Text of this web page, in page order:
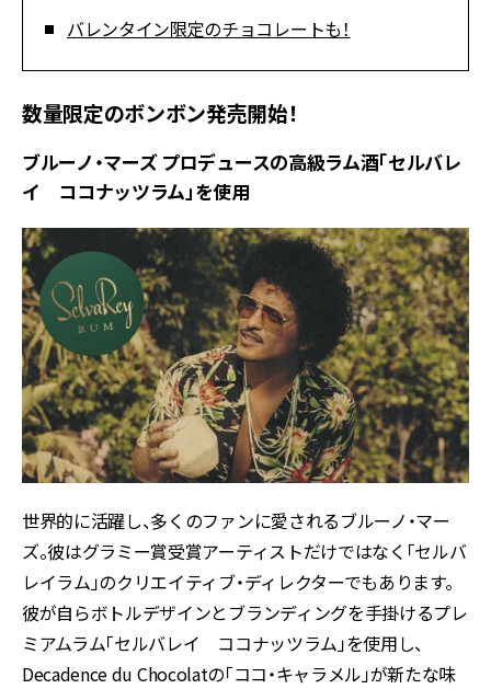
バレンタイン限定のチョコレートも！
数量限定のボンボン発売開始！
ブルーノ・マーズ プロデュースの高級ラム酒「セルバレ
イ ココナッツラム」を使用
世界的に活躍し、多くのファンに愛されるブルーノ・マー
ズ。彼はグラミー賞受賞アーティストだけではなく「セルバ
レイラム」のクリエイティブ・ディレクターでもあります。
彼が自らボトルデザインとブランディングを手掛けるプレ
ミアムラム「セルバレイ ココナッツラム」を使用し、
Decadence du Chocolatの「ココ・キャラメル」が新たな味